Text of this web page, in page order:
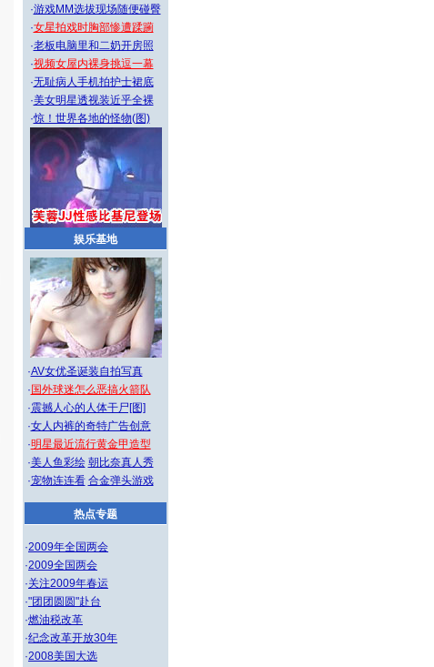
·游戏MM选拔现场随便碰臀
·女星拍戏时胸部惨遭蹂躏
·老板电脑里和二奶开房照
·视频女屋内裸身挑逗一幕
·无耻病人手机拍护士裙底
·美女明星透视装近乎全裸
·惊！世界各地的怪物(图)
娱乐基地
·AV女优圣诞装自拍写真
· 国外球迷怎么恶搞火箭队
·震撼人心的人体干尸[图]
·女人内裤的奇特广告创意
·明星最近流行黄金甲造型
·美人鱼彩绘 朝比奈真人秀
·宠物连连看 合金弹头游戏
热点专题
·2009年全国两会
·2009全国两会
·关注2009年春运
·"团团圆圆"赴台
·燃油税改革
·纪念改革开放30年
·2008美国大选